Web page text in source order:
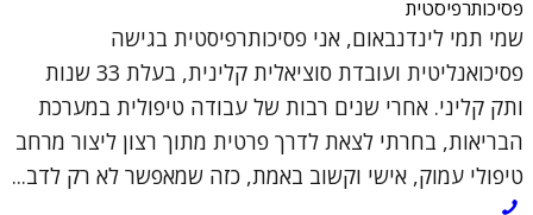
פסיכותרפיסטית
שמי תמי לינדנבאום, אני פסיכותרפיסטית בגישה
פסיכואנליטית ועובדת סוציאלית קלינית, בעלת 33 שנות
ותק קליני. אחרי שנים רבות של עבודה טיפולית במערכת
הבריאות, בחרתי לצאת לדרך פרטית מתוך רצון ליצור מרחב
טיפולי עמוק, אישי וקשוב באמת, כזה שמאפשר לא רק לדב...